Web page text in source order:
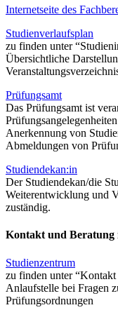
Internetseite des
Studienverlaufsplan
zu finden unter
Übersichtliche
Prüfungsamt
Das Prüfungsamt ist
Anerkennung von
Abmeldungen von
Studiendekan:in
Der Studiendekan/die
Weiterentwicklung und
zuständig.
Kontakt und Beratung
Studienzentrum
zu finden unter
Anlaufstelle bei Fragen
Prüfungsordnungen